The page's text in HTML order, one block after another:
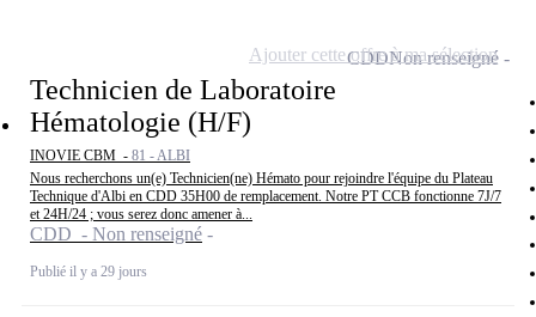
Technicien de Laboratoire
Hématologie (H/F)
INOVIE CBM - 81 - ALBI
Nous recherchons un(e) Technicien(ne) Hémato pour rejoindre l'équipe du Plateau
Technique d'Albi en CDD 35H00 de remplacement. Notre PT CCB fonctionne 7J/7
et 24H/24 ; vous serez donc amener à...
CDD - Non renseigné
Publié il y a 29 jours
CDDNon renseigné
Ajouter cette offre à ma sélection